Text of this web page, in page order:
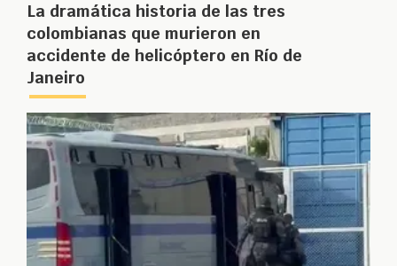
La dramática historia de las tres
colombianas que murieron en
accidente de helicóptero en Río de
Janeiro